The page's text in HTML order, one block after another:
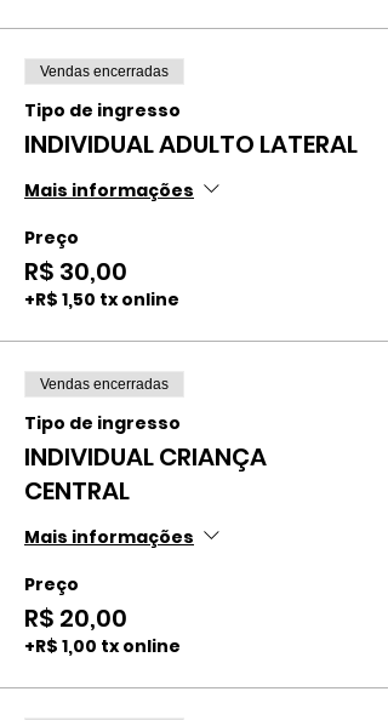
Vendas encerradas
Tipo de ingresso
INDIVIDUAL ADULTO LATERAL
Mais informações
Preço
R$ 30,00
+R$ 1,50 tx online
Vendas encerradas
Tipo de ingresso
INDIVIDUAL CRIANÇA
CENTRAL
Mais informações
Preço
R$ 20,00
+R$ 1,00 tx online